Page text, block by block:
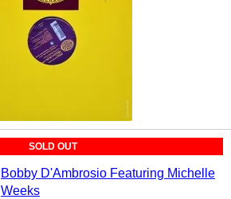
SOLD OUT
Bobby D'Ambrosio Featuring Michelle
Weeks